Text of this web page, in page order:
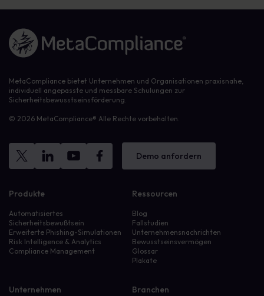
Link zur Homepage
MetaCompliance bietet Unternehmen und Organisationen praxisnahe,
individuell angepasste und messbare Schulungen zur
Sicherheitsbewusstseinsförderung.
© 2026 MetaCompliance® Alle Rechte vorbehalten.
Demo anfordern
Produkte
Automatisiertes
Sicherheitsbewußtsein
Erweiterte Phishing-Simulationen
Risk Intelligence & Analytics
Compliance Management
Ressourcen
Blog
Fallstudien
Unternehmensnachrichten
Bewusstseinsvermögen
Glossar
Plakate
Unternehmen Branchen